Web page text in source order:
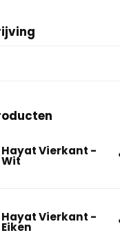
Hayat Vierkant -
Hayat Vierkant -